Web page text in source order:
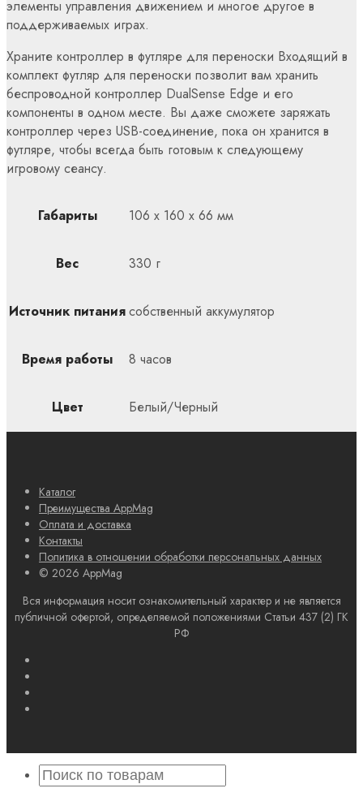
элементы управления движением и многое другое в
поддерживаемых играх.
Храните контроллер в футляре для переноски Входящий в
комплект футляр для переноски позволит вам хранить
беспроводной контроллер DualSense Edge и его
компоненты в одном месте. Вы даже сможете заряжать
контроллер через USB-соединение, пока он хранится в
футляре, чтобы всегда быть готовым к следующему
игровому сеансу.
Габариты 106 х 160 х 66 мм
Вес 330 г
Источник питаниясобственный аккумулятор
Время работы 8 часов
Цвет Белый/Черный
Каталог
Преимущества AppMag
Оплата и доставка
Контакты
Политика в отношении обработки персональных данных
© 2026 AppMag
Вся информация носит ознакомительный характер и не является
публичной офертой, определяемой положениями Статьи 437 (2) ГК
РФ